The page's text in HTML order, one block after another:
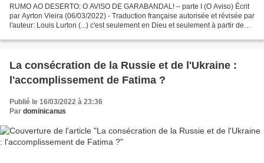
RUMO AO DESERTO: O AVISO DE GARABANDAL! – parte I (O Aviso) Écrit
par Ayrton Vieira (06/03/2022) - Traduction française autorisée et révisée par
l'auteur: Louis Lurton (...) c'est seulement en Dieu et seulement à partir de
La consécration de la Russie et de l'Ukraine :
l'accomplissement de Fatima ?
Publié le 16/03/2022 à 23:36
Par dominicanus